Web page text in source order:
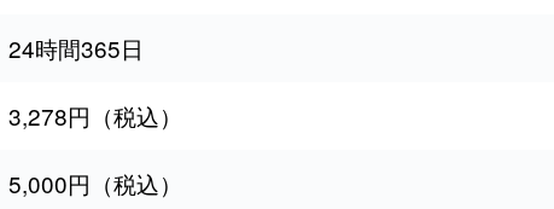
24時間365日
3,278円（税込）
5,000円（税込）